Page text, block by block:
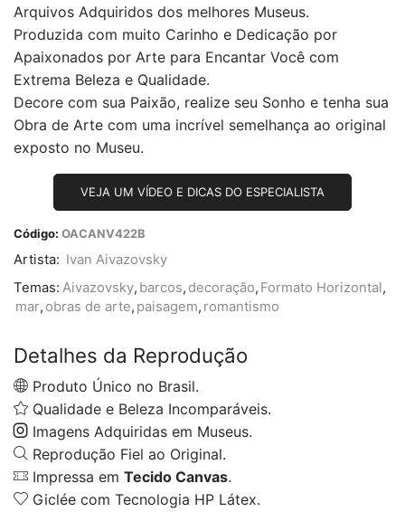
Arquivos Adquiridos dos melhores Museus.
Produzida com muito Carinho e Dedicação por
Apaixonados por Arte para Encantar Você com
Extrema Beleza e Qualidade.
Decore com sua Paixão, realize seu Sonho e tenha sua
Obra de Arte com uma incrível semelhança ao original
exposto no Museu.
VEJA UM VÍDEO E DICAS DO ESPECIALISTA
Código: OACANV422B
Artista: Ivan Aivazovsky
Temas: Aivazovsky, barcos, decoração, Formato Horizontal,
mar, obras de arte, paisagem, romantismo
Detalhes da Reprodução
Produto Único no Brasil.
Qualidade e Beleza Incomparáveis.
Imagens Adquiridas em Museus.
Reprodução Fiel ao Original.
Impressa em Tecido Canvas.
Giclée com Tecnologia HP Látex.